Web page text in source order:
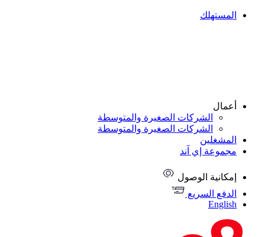
المستهلك
أعمال
الشركات الصغيرة والمتوسطة
الشركات الصغيرة والمتوسطة
المشغلين
مجموعة إي آند
إمكانية الوصول
الدفع السريع
English